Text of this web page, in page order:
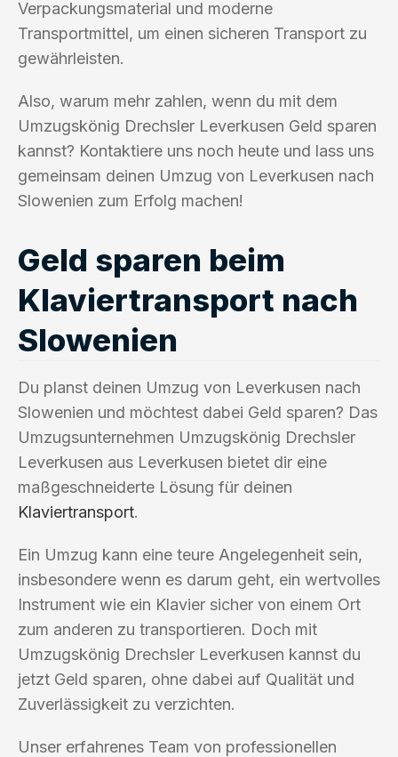
Verpackungsmaterial und moderne
Transportmittel, um einen sicheren Transport zu
gewährleisten.
Also, warum mehr zahlen, wenn du mit dem
Umzugskönig Drechsler Leverkusen Geld sparen
kannst? Kontaktiere uns noch heute und lass uns
gemeinsam deinen Umzug von Leverkusen nach
Slowenien zum Erfolg machen!
Geld sparen beim
Klaviertransport nach
Slowenien
Du planst deinen Umzug von Leverkusen nach
Slowenien und möchtest dabei Geld sparen? Das
Umzugsunternehmen Umzugskönig Drechsler
Leverkusen aus Leverkusen bietet dir eine
maßgeschneiderte Lösung für deinen
Klaviertransport.
Ein Umzug kann eine teure Angelegenheit sein,
insbesondere wenn es darum geht, ein wertvolles
Instrument wie ein Klavier sicher von einem Ort
zum anderen zu transportieren. Doch mit
Umzugskönig Drechsler Leverkusen kannst du
jetzt Geld sparen, ohne dabei auf Qualität und
Zuverlässigkeit zu verzichten.
Unser erfahrenes Team von professionellen